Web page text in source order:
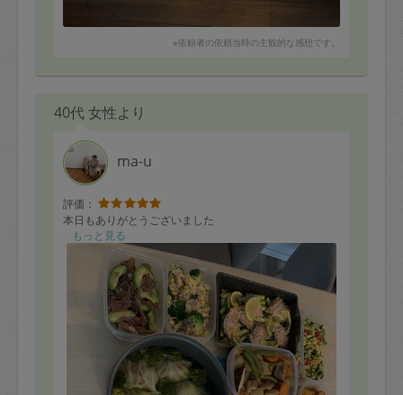
※依頼者の依頼当時の主観的な感想です。
40代 女性より
ma-u
評価：
本日もありがとうございました
もっと見る